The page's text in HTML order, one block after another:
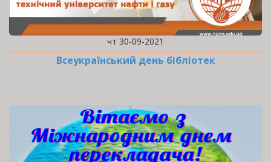
чт 30-09-2021
Всеукраїнський день бібліотек